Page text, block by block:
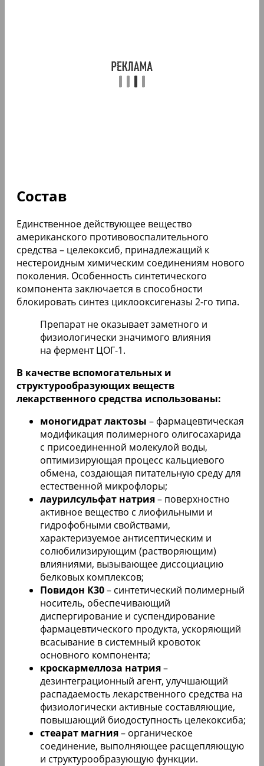
Состав
Единственное действующее вещество
американского противовоспалительного
средства – целекоксиб, принадлежащий к
нестероидным химическим соединениям нового
поколения. Особенность синтетического
компонента заключается в способности
блокировать синтез циклооксигеназы 2-го типа.
Препарат не оказывает заметного и
физиологически значимого влияния
на фермент ЦОГ-1.
В качестве вспомогательных и
структурообразующих веществ
лекарственного средства использованы:
моногидрат лактозы – фармацевтическая
модификация полимерного олигосахарида
с присоединенной молекулой воды,
оптимизирующая процесс кальциевого
обмена, создающая питательную среду для
естественной микрофлоры;
лаурилсульфат натрия– поверхностно
активное вещество с лиофильными и
гидрофобными свойствами,
характеризуемое антисептическим и
солюбилизирующим (растворяющим)
влияниями, вызывающее диссоциацию
белковых комплексов;
Повидон К30– синтетический полимерный
носитель, обеспечивающий
диспергирование и суспендирование
фармацевтического продукта, ускоряющий
всасывание в системный кровоток
основного компонента;
кроскармеллоза натрия–
дезинтеграционный агент, улучшающий
распадаемость лекарственного средства на
физиологически активные составляющие,
повышающий биодоступность целекоксиба;
стеарат магния– органическое
соединение, выполняющее расщепляющую
и структурообразующую функции.